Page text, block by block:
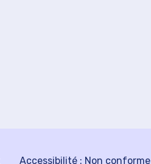
Accessibilité : Non conforme